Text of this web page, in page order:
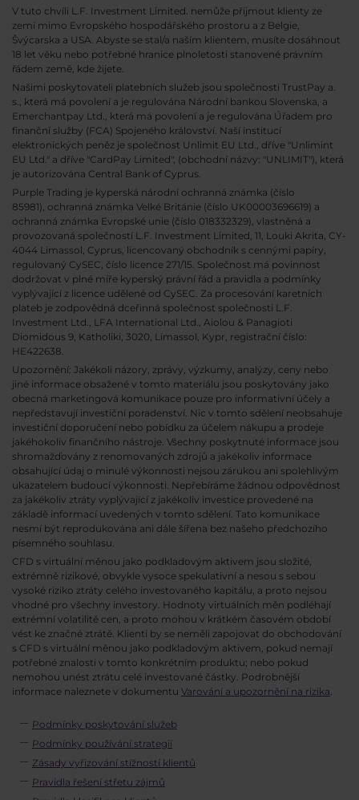
V tuto chvíli L.F. Investment Limited. nemůže přijmout klienty ze
zemí mimo Evropského hospodářského prostoru a z Belgie,
Švýcarska a USA. Abyste se stal/a naším klientem, musíte dosáhnout
18 let věku nebo potřebné hranice plnoletosti stanovené právním
řádem země, kde žijete.
Našimi poskytovateli platebních služeb jsou společnosti TrustPay a.
s., která má povolení a je regulována Národní bankou Slovenska, a
Emerchantpay Ltd., která má povolení a je regulována Úřadem pro
finanční služby (FCA) Spojeného království. Naší institucí
elektronických peněz je společnost Unlimit EU Ltd., dříve "Unlimint
EU Ltd." a dříve "CardPay Limited", (obchodní názvy: "UNLIMIT"), která
je autorizována Central Bank of Cyprus.
Purple Trading je kyperská národní ochranná známka (číslo
85981), ochranná známka Velké Británie (číslo UK00003696619) a
ochranná známka Evropské unie (číslo 018332329), vlastněná a
provozovaná společností L.F. Investment Limited, 11, Louki Akrita, CY-
4044 Limassol, Cyprus, licencovaný obchodník s cennými papíry,
regulovaný CySEC, číslo licence 271/15. Společnost má povinnost
dodržovat v plné míře kyperský právní řád a pravidla a podmínky
vyplývající z licence udělené od CySEC. Za procesování karetních
plateb je zodpovědná dceřinná společnost společnosti L.F.
Investment Ltd., LFA International Ltd., Aiolou & Panagioti
Diomidous 9, Katholiki, 3020, Limassol, Kypr, registrační číslo:
HE422638.
Upozornění: Jakékoli názory, zprávy, výzkumy, analýzy, ceny nebo
jiné informace obsažené v tomto materiálu jsou poskytovány jako
obecná marketingová komunikace pouze pro informativní účely a
nepředstavují investiční poradenství. Nic v tomto sdělení neobsahuje
investiční doporučení nebo pobídku za účelem nákupu a prodeje
jakéhokoliv finančního nástroje. Všechny poskytnuté informace jsou
shromažďovány z renomovaných zdrojů a jakékoliv informace
obsahující údaj o minulé výkonnosti nejsou zárukou ani spolehlivým
ukazatelem budoucí výkonnosti. Nepřebíráme žádnou odpovědnost
za jakékoliv ztráty vyplývající z jakékoliv investice provedené na
základě informací uvedených v tomto sdělení. Tato komunikace
nesmí být reprodukována ani dále šířena bez našeho předchozího
písemného souhlasu.
CFD s virtuální měnou jako podkladovým aktivem jsou složité,
extrémně rizikové, obvykle vysoce spekulativní a nesou s sebou
vysoké riziko ztráty celého investovaného kapitálu, a proto nejsou
vhodné pro všechny investory. Hodnoty virtuálních měn podléhají
extrémní volatilitě cen, a proto mohou v krátkém časovém období
vést ke značné ztrátě. Klienti by se neměli zapojovat do obchodování
s CFD s virtuální měnou jako podkladovým aktivem, pokud nemají
potřebné znalosti v tomto konkrétním produktu; nebo pokud
nemohou unést ztrátu celé investované částky. Podrobnější
informace naleznete v dokumentu Varování a upozornění na rizika.
Podmínky poskytování služeb
Podmínky používání strategií
Zásady vyřizování stížností klientů
Pravidla řešení střetu zájmů